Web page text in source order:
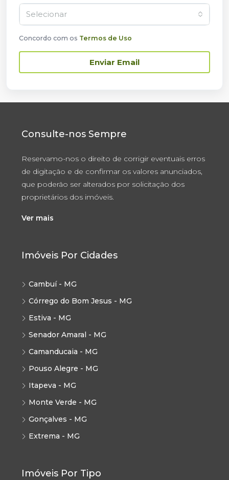
Selecionar
Concordo com os Termos de Uso
Enviar Email
Consulte-nos Sempre
Reservamo-nos o direito de corrigir eventuais erros
de digitação e de confirmar os valores anunciados,
que poderão ser alterados por solicitação dos
proprietários dos imóveis.
Ver mais
Imóveis Por Cidades
Cambuí - MG
Córrego do Bom Jesus - MG
Estiva - MG
Senador Amaral - MG
Camanducaia - MG
Pouso Alegre - MG
Itapeva - MG
Monte Verde - MG
Gonçalves - MG
Extrema - MG
Imóveis Por Tipo